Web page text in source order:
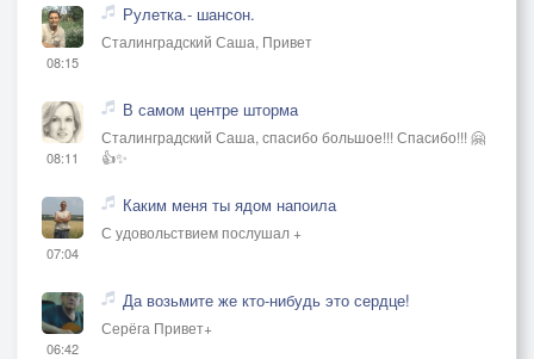
08:15
Рулетка.- шансон.
Сталинградский Саша, Привет
08:11
В самом центре шторма
Сталинградский Саша, спасибо большое!!! Спасибо!!! 🤗
👍✨
07:04
Каким меня ты ядом напоила
С удовольствием послушал +
06:42
Да возьмите же кто-нибудь это сердце!
Серёга Привет+